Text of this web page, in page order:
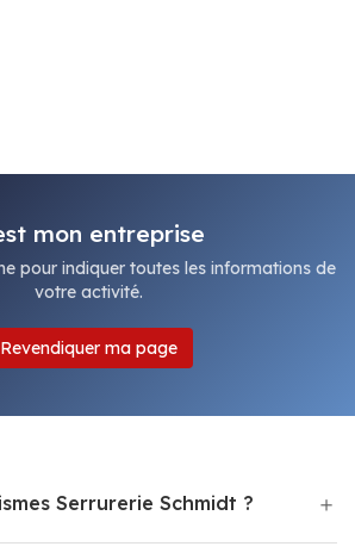
mon entreprise
pour indiquer toutes les informations de
votre activité.
Revendiquer ma page
Serrurerie Schmidt ?